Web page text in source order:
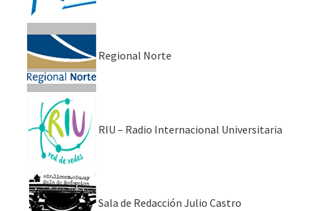
Regional Norte
RIU – Radio Internacional Universitaria
Sala de Redacción Julio Castro